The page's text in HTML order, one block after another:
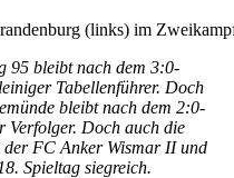
(links) im
95 bleibt nach dem 3:0-
Tabellenführer. Doch
bleibt nach dem 2:0-
Doch auch die
der FC Anker Wismar II und
Spieltag siegreich.